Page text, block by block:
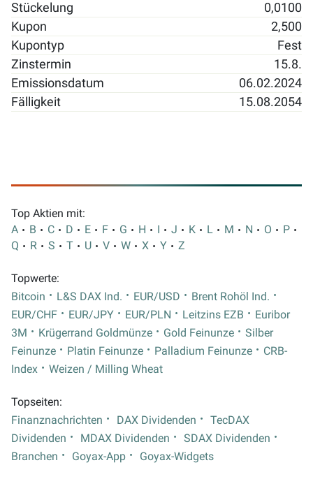
Stückelung
0,0100
Kupon
2,500
Kupontyp
Fest
Zinstermin
15.8.
Emissionsdatum
06.02.2024
Fälligkeit
15.08.2054
Top Aktien mit:
A
B C D E F G H I J K L M N O
P
Q
R S T U V W X Y Z
Topwerte:
Bitcoin
L&S DAX Ind. EUR/USD
Brent Rohöl Ind.
EUR/CHF
EUR/JPY EUR/PLN Leitzins EZB
Euribor
3M
Krügerrand Goldmünze Gold Feinunze
Silber
Feinunze
Platin Feinunze Palladium Feinunze
CRB-
Index
Weizen / Milling Wheat
Topseiten:
Finanznachrichten
DAX Dividenden
TecDAX
Dividenden
MDAX Dividenden
SDAX Dividenden
Branchen
Goyax-App Goyax-Widgets